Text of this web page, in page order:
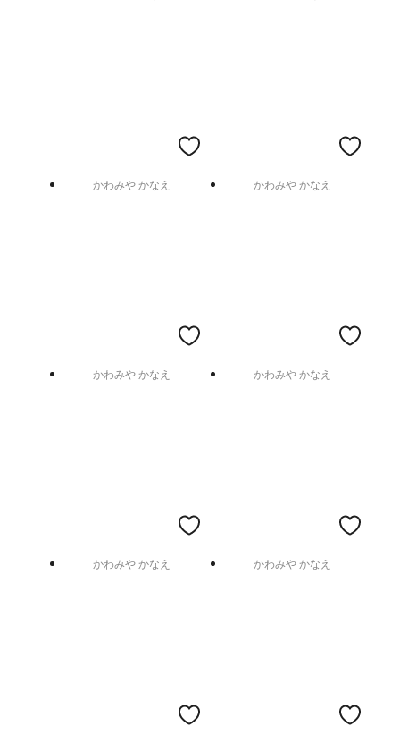
かわみや かなえ かわみや かなえ
かわみや かなえ かわみや かなえ
かわみや かなえ かわみや かなえ